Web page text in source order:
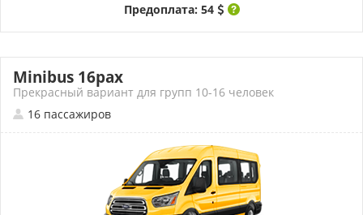
Предоплата: 54
Minibus 16pax
Прекрасный вариант для групп 10-16 человек
16 пассажиров